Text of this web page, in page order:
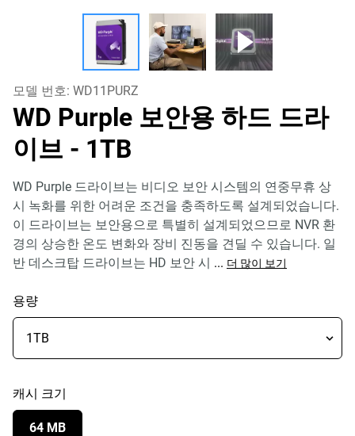
모델 번호: WD11PURZ
WD Purple 보안용 하드 드라
이브 - 1TB
WD Purple 드라이브는 비디오 보안 시스템의 연중무휴 상
시 녹화를 위한 어려운 조건을 충족하도록 설계되었습니다.
이 드라이브는 보안용으로 특별히 설계되었으므로 NVR 환
경의 상승한 온도 변화와 장비 진동을 견딜 수 있습니다. 일
반 데스크탑 드라이브는 HD 보안 시 ... 더 많이 보기
용량
캐시 크기
64 MB